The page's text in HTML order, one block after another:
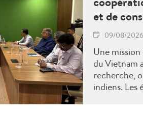
et de
09/08/2026
Une mission
du Vietnam
recherche,
indiens. Les